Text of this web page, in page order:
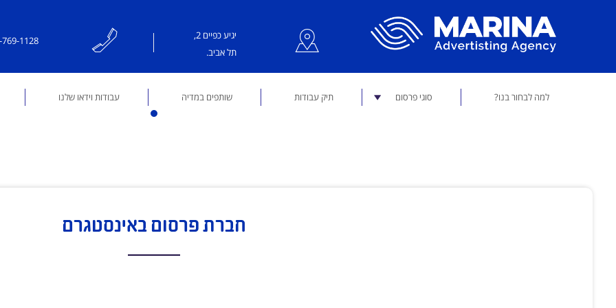
יגיע כפיים 2,
תל אביב.
1128
למה לבחור בנו? סוגי פרסום תיק עבודות שותפים במדיה עבודות וידאו שלנו
חברת פרסום באינסטגרם